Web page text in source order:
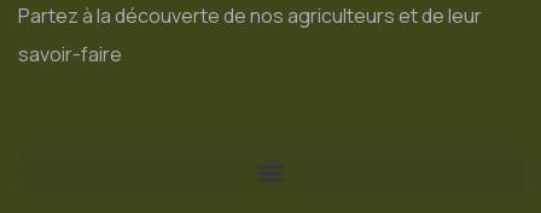
Partez à la découverte de nos agriculteurs et de leur
savoir-faire